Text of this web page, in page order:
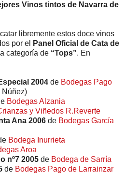
Vinos tintos de Navarra de
libremente estos doce vinos
por el
Panel Oficial de Cata de
categoría de “Tops”. En
2004 de Bodegas Pago
Núñez)
Bodegas Alzania
y Viñedos R.Reverte
Ana 2006 de Bodegas García
Bodega Inurrieta
Aroa
nº7 2005 de Bodega de Sarría
de Bodegas Pago de Larrainzar